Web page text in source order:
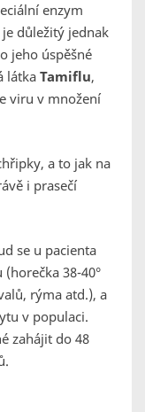
enzym
důležitý jednak
jeho úspěšné
látka Tamiflu,
viru v množení
a to jak na
i prasečí
se u pacienta
38-40°
rýma atd.), a
v populaci.
zahájit do 48